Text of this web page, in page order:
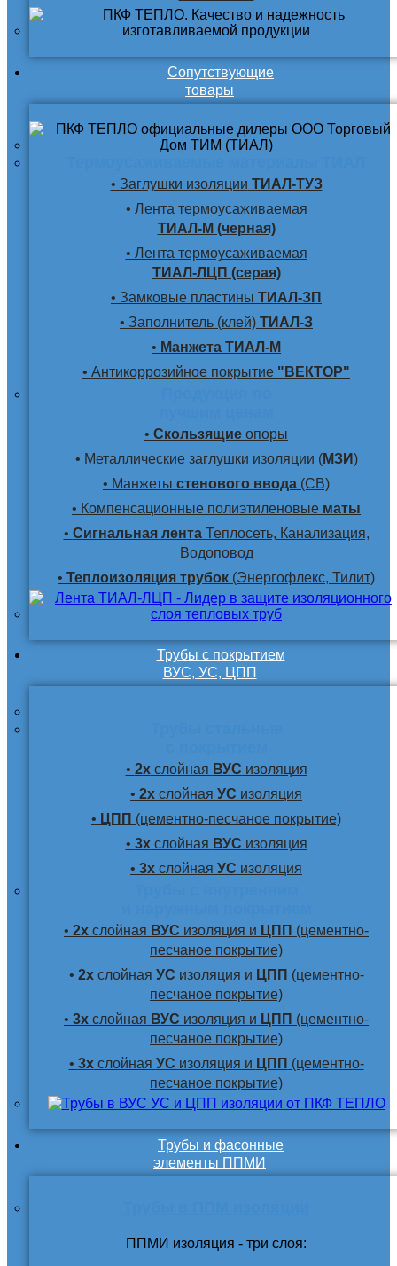
Сопутствующие
товары
• Заглушки изоляции ТИАЛ-ТУЗ
• Лента термоусаживаемая
ТИАЛ-М (черная)
• Лента термоусаживаемая
ТИАЛ-ЛЦП (серая)
• Замковые пластины ТИАЛ-ЗП
• Заполнитель (клей) ТИАЛ-З
• Манжета ТИАЛ-М
• Антикоррозийное покрытие "ВЕКТОР"
• Скользящие опоры
• Металлические заглушки изоляции (МЗИ)
• Манжеты стенового ввода (СВ)
• Компенсационные полиэтиленовые маты
• Сигнальная лентаТеплосеть, Канализация,
Водоповод
• Теплоизоляция трубок (Энергофлекс, Тилит)
Трубы с покрытием
ВУС, УС, ЦПП
• 2хслойная ВУС изоляция
• 2х слойная УС изоляция
• ЦПП (цементно-песчаное покрытие)
• 3хслойная ВУС изоляция
• 3х слойная УС изоляция
• 2х слойная ВУС изоляция и ЦПП (цементно-
песчаное покрытие)
• 2хслойная УС изоляция и ЦПП (цементно-
песчаное покрытие)
• 3х слойная ВУС изоляция и ЦПП (цементно-
песчаное покрытие)
• 3хслойная УС изоляция и ЦПП (цементно-
песчаное покрытие)
Трубы и фасонные
элементы ППМИ
ППМИ изоляция - три слоя: